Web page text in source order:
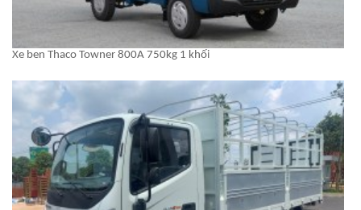
Xe ben Thaco Towner 800A 750kg 1 khối